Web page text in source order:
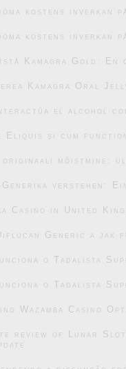
kostens
kostens
Kamagra Gold: En
Kamagra Oral
el alcohol
Eliquis și cum
mõistmine:
Generika verstehen:
Casino in United
Generic a jak
o Tadalista
o Tadalista
Wazamba Casino
review of Lunar